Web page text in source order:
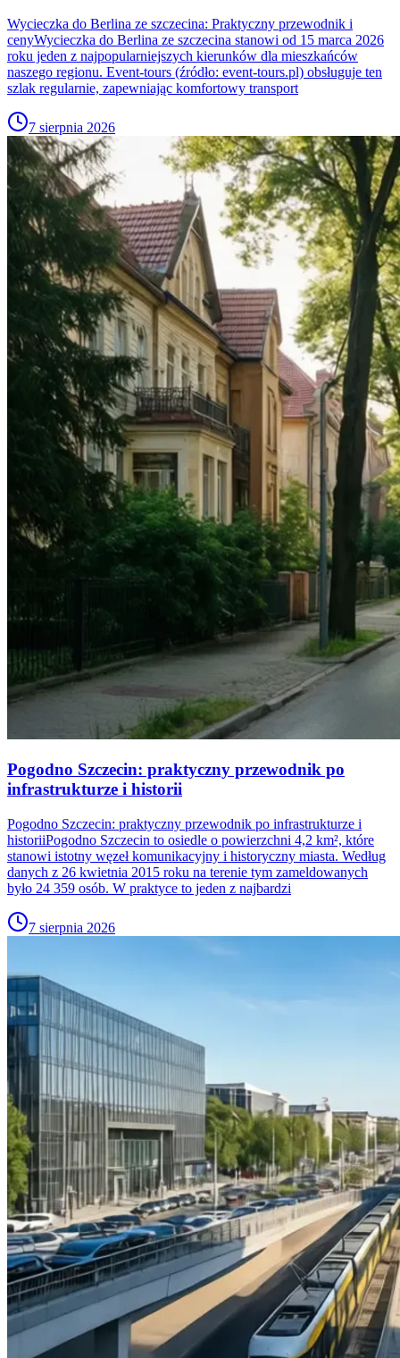
Wycieczka do Berlina ze szczecina: Praktyczny przewodnik i
cenyWycieczka do Berlina ze szczecina stanowi od 15 marca 2026
roku jeden z najpopularniejszych kierunków dla mieszkańców
naszego regionu. Event-tours (źródło: event-tours.pl) obsługuje ten
szlak regularnie, zapewniając komfortowy transport
7 sierpnia 2026
Pogodno Szczecin: praktyczny przewodnik po
infrastrukturze i historii
Pogodno Szczecin: praktyczny przewodnik po infrastrukturze i
historiiPogodno Szczecin to osiedle o powierzchni 4,2 km², które
stanowi istotny węzeł komunikacyjny i historyczny miasta. Według
danych z 26 kwietnia 2015 roku na terenie tym zameldowanych
było 24 359 osób. W praktyce to jeden z najbardzi
7 sierpnia 2026